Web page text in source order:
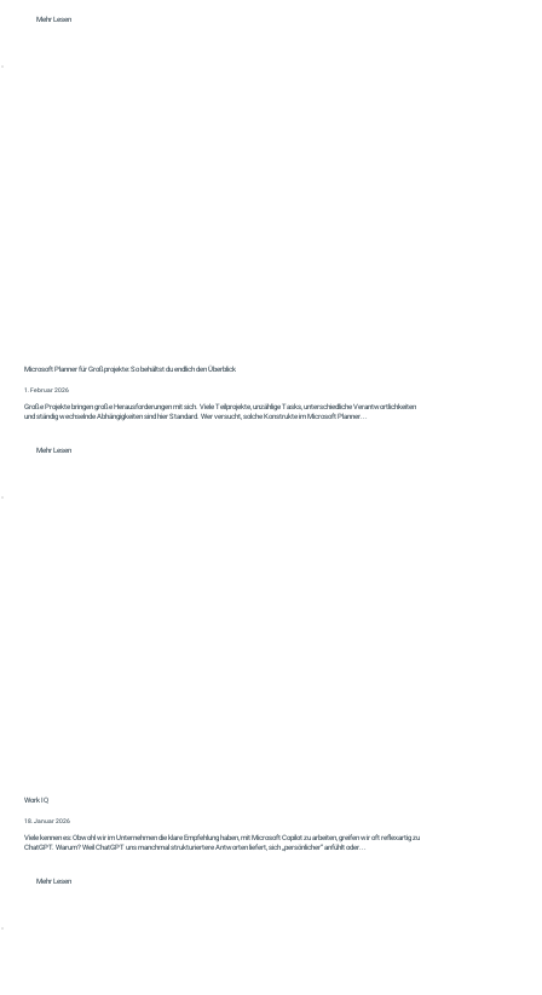
Mehr Lesen
Microsoft Planner für Großprojekte: So behältst du endlich den Überblick
1. Februar 2026
Große Projekte bringen große Herausforderungen mit sich. Viele Teilprojekte, unzählige Tasks, unterschiedliche Verantwortlichkeiten
und ständig wechselnde Abhängigkeiten sind hier Standard. Wer versucht, solche Konstrukte im Microsoft Planner...
Mehr Lesen
Work IQ
18. Januar 2026
Viele kennen es: Obwohl wir im Unternehmen die klare Empfehlung haben, mit Microsoft Copilot zu arbeiten, greifen wir oft reflexartig zu
ChatGPT. Warum? Weil ChatGPT uns manchmal strukturiertere Antworten liefert, sich „persönlicher“ anfühlt oder...
Mehr Lesen